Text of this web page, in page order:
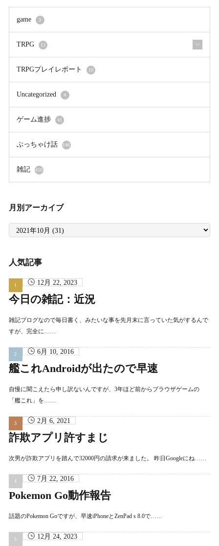
game 3
TRPG 12
TRPGプレイレポート 10
Uncategorized 4
ゲーム進捗 41
ぶっちゃけ話 146
雑記 410
月別アーカイブ
月
ア
イ
ブ
人気記事
12月 22, 2023
今日の雑記：近況
雑記ブログなので毎日書く、みたいな事を先月末に言っていた気がするんで
すが、完全に……
6月 10, 2016
艦これAndroidが出たので早速
自慢に聞こえたら申し訳ないんですが、3年ほど前からブラウザゲームの
「艦これ」を……
2月 6, 2021
詐欺アプリ許すまじ
次男が詐欺アプリを踏んで32000円の請求が来ました。 昨日Googleにね……
7月 22, 2016
Pokemon Go動作報告
話題のPokemon Goですが、早速iPhoneとZenPad s 8.0で……
12月 24, 2023